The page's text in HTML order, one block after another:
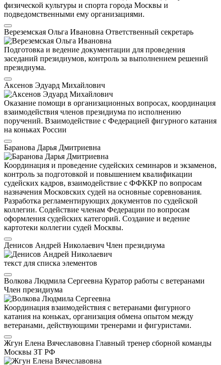
физической культуры и спорта города Москвы и
подведомственными ему организациями.
Вереземская Ольга Ивановна Ответственный секретарь
Подготовка и ведение документации для проведения
заседаний президиумов, контроль за выполнением решений
президиума.
Аксенов Эдуард Михайлович
Оказание помощи в организационных вопросах, координация
взаимодействия членов президиума по исполнению
поручений. Взаимодействие с Федерацией фигурного катания
на коньках России
Баранова Дарья Дмитриевна
Координация и проведение судейских семинаров и экзаменов,
контроль за подготовкой и повышением квалификации
судейских кадров, взаимодействие с ФФККР по вопросам
назначения Московских судей на основные соревнования.
Разработка регламентирующих документов по судейской
коллегии. Содействие членам Федерации по вопросам
оформления судейских категорий. Создание и ведение
картотеки коллегии судей Москвы.
Денисов Андрей Николаевич Член президиума
текст для списка элементов
Волкова Людмила Сергеевна Куратор работы с ветеранами
Член президиума
Координация взаимодействия с ветеранами фигурного
катания на коньках, организация обмена опытом между
ветеранами, действующими тренерами и фигуристами.
Жгун Елена Вячеславовна Главный тренер сборной команды
Москвы ЗТ РФ